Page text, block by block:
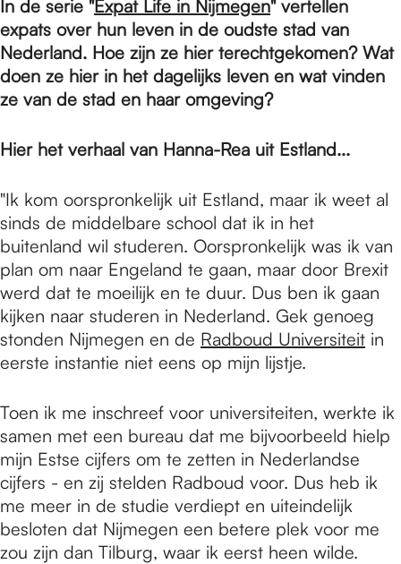
m
e
p
a
g
e
In de serie "Expat Life in Nijmegen" vertellen
expats over hun leven in de oudste stad van
Nederland. Hoe zijn ze hier terechtgekomen? Wat
doen ze hier in het dagelijks leven en wat vinden
ze van de stad en haar omgeving?
Hier het verhaal van Hanna-Rea uit Estland...
"Ik kom oorspronkelijk uit Estland, maar ik weet al
sinds de middelbare school dat ik in het
buitenland wil studeren. Oorspronkelijk was ik van
plan om naar Engeland te gaan, maar door Brexit
werd dat te moeilijk en te duur. Dus ben ik gaan
kijken naar studeren in Nederland. Gek genoeg
stonden Nijmegen en de Radboud Universiteit in
eerste instantie niet eens op mijn lijstje.
Toen ik me inschreef voor universiteiten, werkte ik
samen met een bureau dat me bijvoorbeeld hielp
mijn Estse cijfers om te zetten in Nederlandse
cijfers - en zij stelden Radboud voor. Dus heb ik
me meer in de studie verdiept en uiteindelijk
besloten dat Nijmegen een betere plek voor me
zou zijn dan Tilburg, waar ik eerst heen wilde.